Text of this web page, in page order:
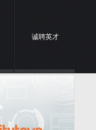
诚聘英才